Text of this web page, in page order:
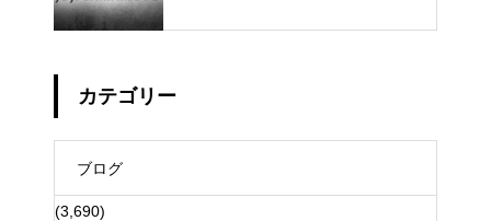
カテゴリー
ブログ
(3,690)